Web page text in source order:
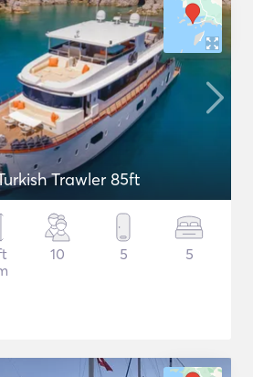
Trawler 85ft
10 5 5